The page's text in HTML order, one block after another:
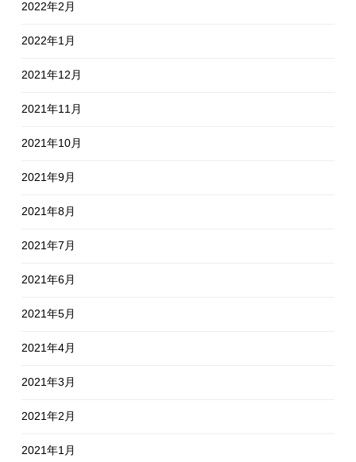
2022年2月
2022年1月
2021年12月
2021年11月
2021年10月
2021年9月
2021年8月
2021年7月
2021年6月
2021年5月
2021年4月
2021年3月
2021年2月
2021年1月